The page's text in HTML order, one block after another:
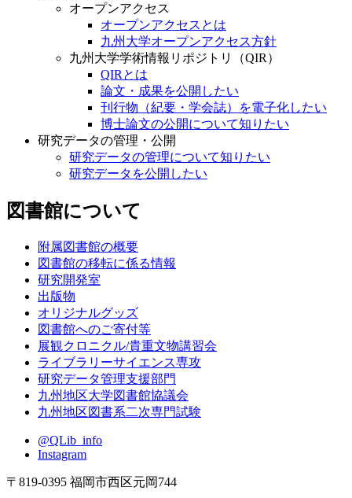
オープンアクセス
オープンアクセスとは
九州大学オープンアクセス方針
九州大学学術情報リポジトリ（QIR）
QIRとは
論文・成果を公開したい
刊行物（紀要・学会誌）を電子化したい
博士論文の公開について知りたい
研究データの管理・公開
研究データの管理について知りたい
研究データを公開したい
図書館について
附属図書館の概要
図書館の移転に係る情報
研究開発室
出版物
オリジナルグッズ
図書館へのご寄付等
展観クロニクル/貴重文物講習会
ライブラリーサイエンス専攻
研究データ管理支援部門
九州地区大学図書館協議会
九州地区図書系二次専門試験
@QLib_info
Instagram
〒819-0395 福岡市西区元岡744